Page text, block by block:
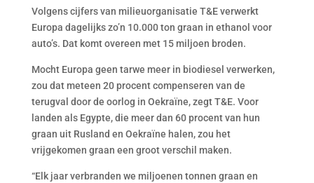
Volgens cijfers van milieuorganisatie T&E verwerkt
Europa dagelijks zo’n 10.000 ton graan in ethanol voor
auto’s. Dat komt overeen met 15 miljoen broden.
Mocht Europa geen tarwe meer in biodiesel verwerken,
zou dat meteen 20 procent compenseren van de
terugval door de oorlog in Oekraïne, zegt T&E. Voor
landen als Egypte, die meer dan 60 procent van hun
graan uit Rusland en Oekraïne halen, zou het
vrijgekomen graan een groot verschil maken.
“Elk jaar verbranden we miljoenen tonnen graan en